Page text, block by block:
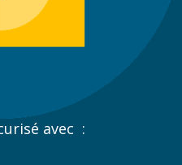
avec :